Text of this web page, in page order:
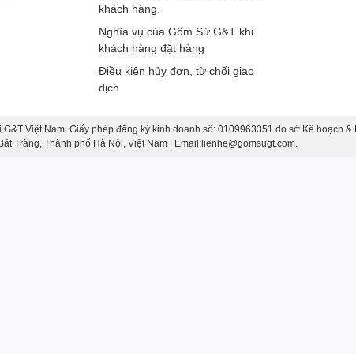
khách hàng.
Nghĩa vụ của Gốm Sứ G&T khi
khách hàng đặt hàng
Điều kiện hủy đơn, từ chối giao
dịch
Việt Nam. Giấy phép đăng ký kinh doanh số: 0109963351 do sở Kế hoạch
Tràng, Thành phố Hà Nội, Việt Nam | Email:lienhe@gomsugt.com.